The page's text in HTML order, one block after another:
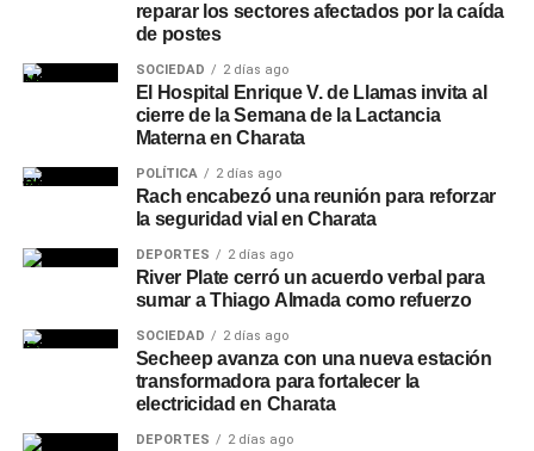
reparar los sectores afectados por la caída
de postes
SOCIEDAD 2 días ago
El Hospital Enrique V. de Llamas invita al
cierre de la Semana de la Lactancia
Materna en Charata
POLÍTICA 2 días ago
Rach encabezó una reunión para reforzar
la seguridad vial en Charata
DEPORTES 2 días ago
River Plate cerró un acuerdo verbal para
sumar a Thiago Almada como refuerzo
SOCIEDAD 2 días ago
Secheep avanza con una nueva estación
transformadora para fortalecer la
electricidad en Charata
DEPORTES 2 días ago